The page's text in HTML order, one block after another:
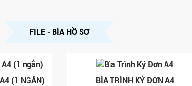
FILE - BÌA HỒ SƠ
(1 NGẮN)
BÌA TRÌNH KÝ ĐƠN A4